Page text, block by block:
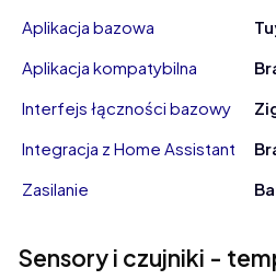
Aplikacja bazowa
Aplikacja kompatybilna
Interfejs łączności bazowy
Integracja z Home Assistant
Zasilanie
Sensory i czujniki -